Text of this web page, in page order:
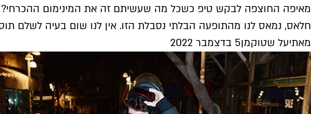
מאיפה החוצפה לבקש טיפ כשכל מה שעשיתם זה את המינימום ההכרחי?
חלאס, נמאס לנו מהתופעה הבלתי נסבלת הזו. אין לנו שום בעיה לשלם
מאתיעל שטוקמן5 בדצמבר 2022